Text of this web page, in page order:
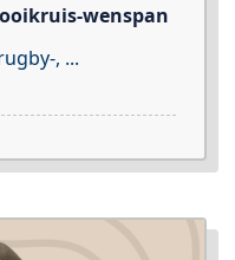
wenspan
, ...